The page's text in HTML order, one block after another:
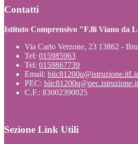
Contatti
Istituto Comprensivo "F.lli Viano da
Via Carlo Verzone, 23 13862 -
Tel: 015985963
Tel: 0159867739
Email: biic81200q@istruzione.it
PEC: biic81200q@pec.istruzione.it
C.F.: 83002390025
Sezione Link Utili